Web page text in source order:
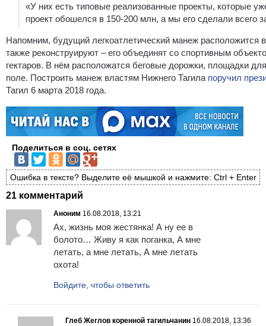
«У них есть типовые реализованные проекты, которые
проект обошелся в 150-200 млн, а мы его сделали всего
Напомним, будущий легкоатлетический манеж
также реконструируют – его объединят со спортивным
гектаров. В нём расположатся беговые дорожки, площадки
поле. Построить манеж властям Нижнего Тагила поручил
Тагил 6 марта 2018 года.
Поделиться в соц. сетях
Ошибка в тексте? Выделите её мышкой и нажмите: Ctrl + Enter
21 комментарий
Аноним 16.08.2018, 13:21
Ах, жизнь моя жестянка! А ну ее в
болото… Живу я как поганка, А мне
летать, а мне летать, А мне летать
охота!
Войдите, чтобы ответить
Глеб Жеглов коренной тагильчанин 16.08.2018, 13:36